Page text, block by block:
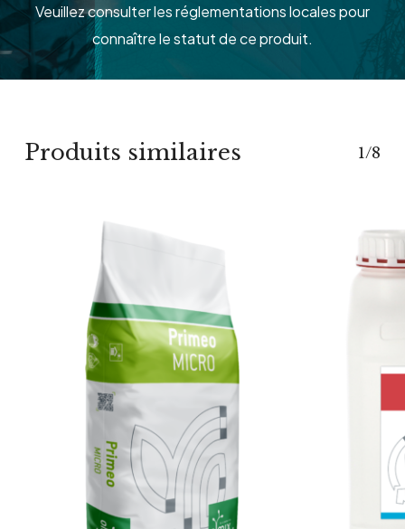
Veuillez consulter les réglementations locales pour
connaître le statut de ce produit.
Produits similaires 1/8